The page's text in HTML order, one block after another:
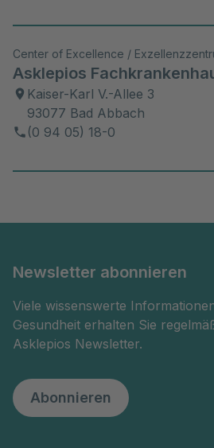
Asklepios
Kaiser-Karl V.-Allee 3
93077 Bad Abbach
(0 94 05) 18-0
Newsletter abonnieren
Viele wissenswerte
Gesundheit erhalten Sie
Asklepios Newsletter.
Abonnieren